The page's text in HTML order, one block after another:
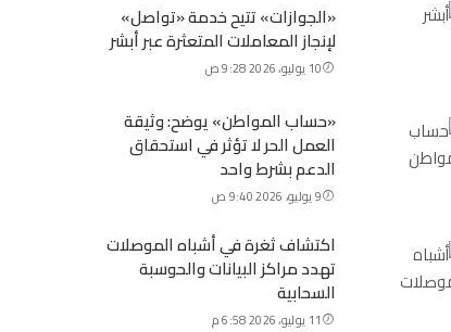
«الجوازات» تتيح خدمة «تواصل»
لإنجاز المعاملات المتعثرة عبر أبشر
10 يوليو، 2026 9:28 ص
«حساب المواطن» يوضح: وثيقة
العمل الحر لا تؤثر في استحقاق
الدعم بشرط واحد
9 يوليو، 2026 9:40 ص
اكتشاف ثغرة في أشباه الموصلات
تهدد مراكز البيانات والحوسبة
السحابية
11 يوليو، 2026 6:58 م